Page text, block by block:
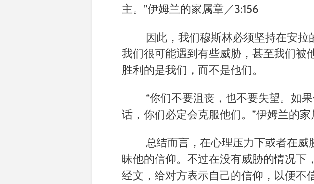
主。 ”伊姆兰的家属章／3:156
因此，我们穆斯林必须坚持在安
我们很可能遇到有些威胁，甚至我们被
胜利的是我们，而不是他们。
“你们不要沮丧，也不要失望。如
话，你们必定会克服他们。 ”伊姆兰的家
总结而言，在心理压力下或者在威
昧他的信仰。不过在没有威胁的情况下
经文，给对方表示自己的信仰，以便不